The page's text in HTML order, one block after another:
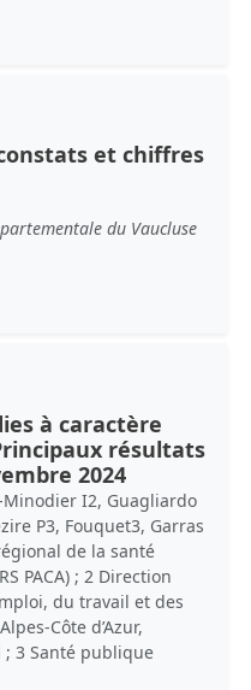
et chiffres
du Vaucluse
à caractère
résultats
2024
Minodier I2, Guagliardo
P3, Fouquet3, Garras
de la santé
PACA) ; 2 Direction
du travail et des
Côte d’Azur,
3 Santé publique